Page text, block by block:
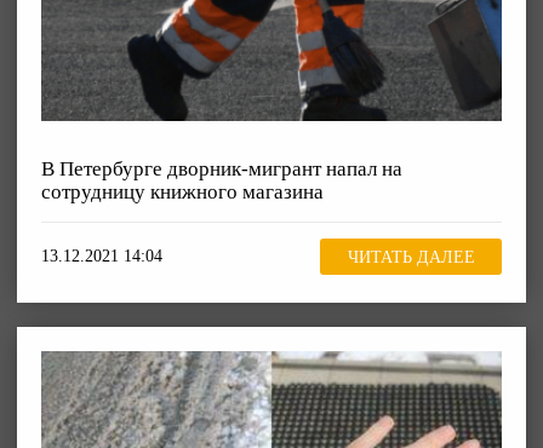
В Петербурге дворник-мигрант напал на
сотрудницу книжного магазина
13.12.2021 14:04 ЧИТАТЬ ДАЛЕЕ